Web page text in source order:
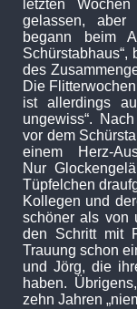
letzten
gelassen, aber
begann beim
Schürstabhaus“,
des
Die
ist allerdings
ungewiss“.
vor dem
einem Herz-
Nur
Tüpfelchen
Kollegen und
schöner als von
den Schritt mit
Trauung schon
und Jörg, die
haben.
zehn Jahren